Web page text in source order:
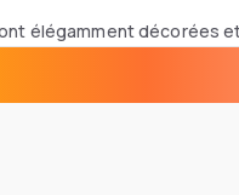
élégamment décorées